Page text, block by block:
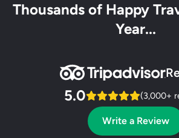
Thousands of Happy
Year...
5.0 (3,000+
Write a Review